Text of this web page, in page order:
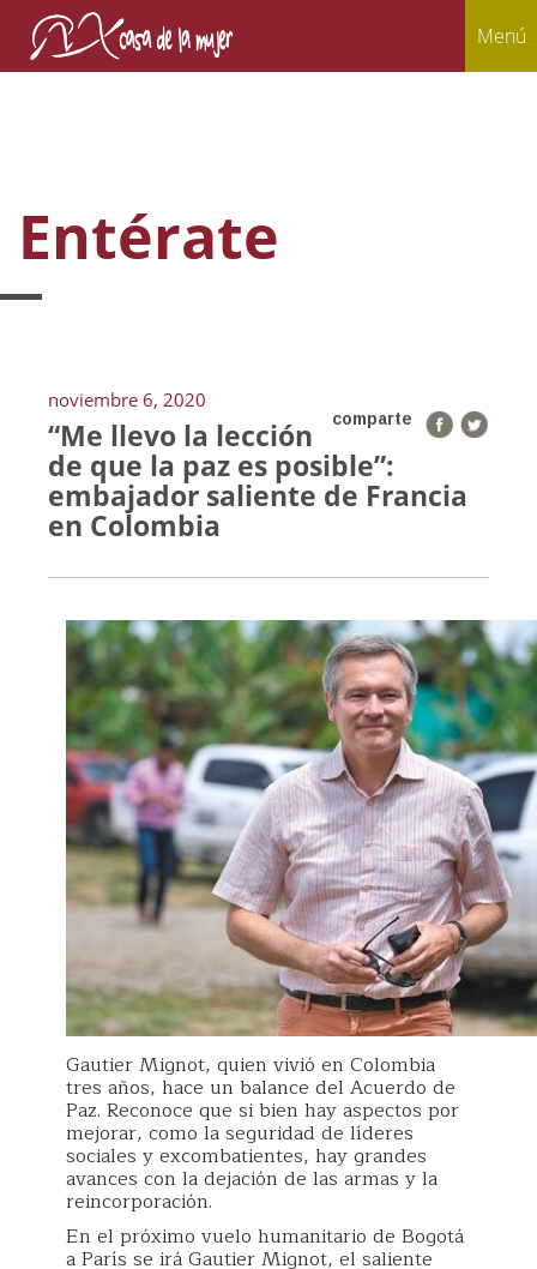
Menú
Entérate
noviembre 6, 2020
comparte
“Me llevo la lección
de que la paz es posible”:
embajador saliente de Francia
en Colombia
Gautier Mignot, quien vivió en Colombia
tres años, hace un balance del Acuerdo de
Paz. Reconoce que si bien hay aspectos por
mejorar, como la seguridad de líderes
sociales y excombatientes, hay grandes
avances con la dejación de las armas y la
reincorporación.
En el próximo vuelo humanitario de Bogotá
a París se irá Gautier Mignot, el saliente